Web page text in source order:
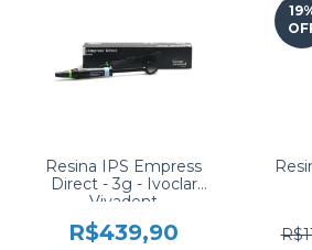
Resina IPS Empress
Direct - 3g - Ivoclar
Vivadent
R$439,90
19